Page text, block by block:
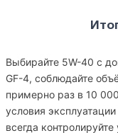
Выбирайте 5W-40 с
GF-4, соблюдайте
примерно раз в 10
условия
всегда